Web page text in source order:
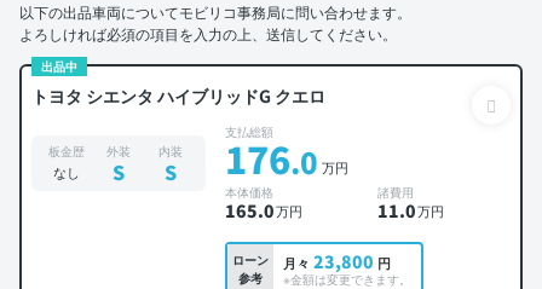
以下の出品車両についてモビリコ事務局に問い合わせます。
よろしければ必須の項目を入力の上、送信してください。
出品中
トヨタ シエンタ ハイブリッドG クエロ
板金歴
なし
外装
S
内装
S
支払総額
176.0 万円
本体価格
165.0万円
諸費用
11.0万円
ローン
参考
月々 23,800 円
※金額は変更できます。